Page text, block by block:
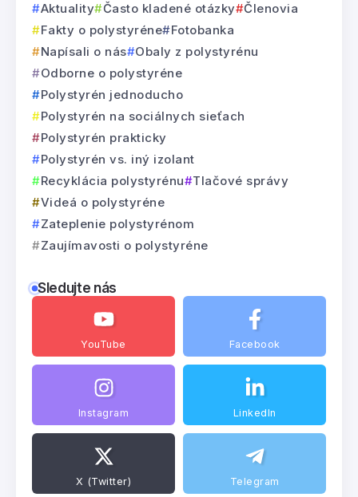
Aktuality Často kladené otázky
Členovia
Fakty o polystyréne
Fotobanka
Napísali o nás
Obaly z polystyrénu
Odborne o polystyréne
Polystyrén jednoducho
Polystyrén na sociálnych sieťach
Polystyrén prakticky
Polystyrén vs. iný izolant
Recyklácia polystyrénu
Tlačové správy
Videá o polystyréne
Zateplenie polystyrénom
Zaujímavosti o polystyréne
Sledujte nás
YouTube Facebook
Instagram LinkedIn
X (Twitter) Telegram